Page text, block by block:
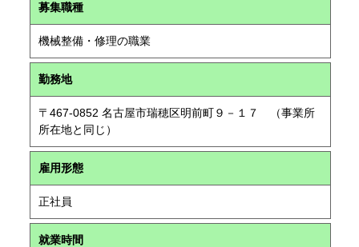
募集職種
機械整備・修理の職業
勤務地
〒467-0852 名古屋市瑞穂区明前町９－１７ （事業所
所在地と同じ）
雇用形態
正社員
就業時間